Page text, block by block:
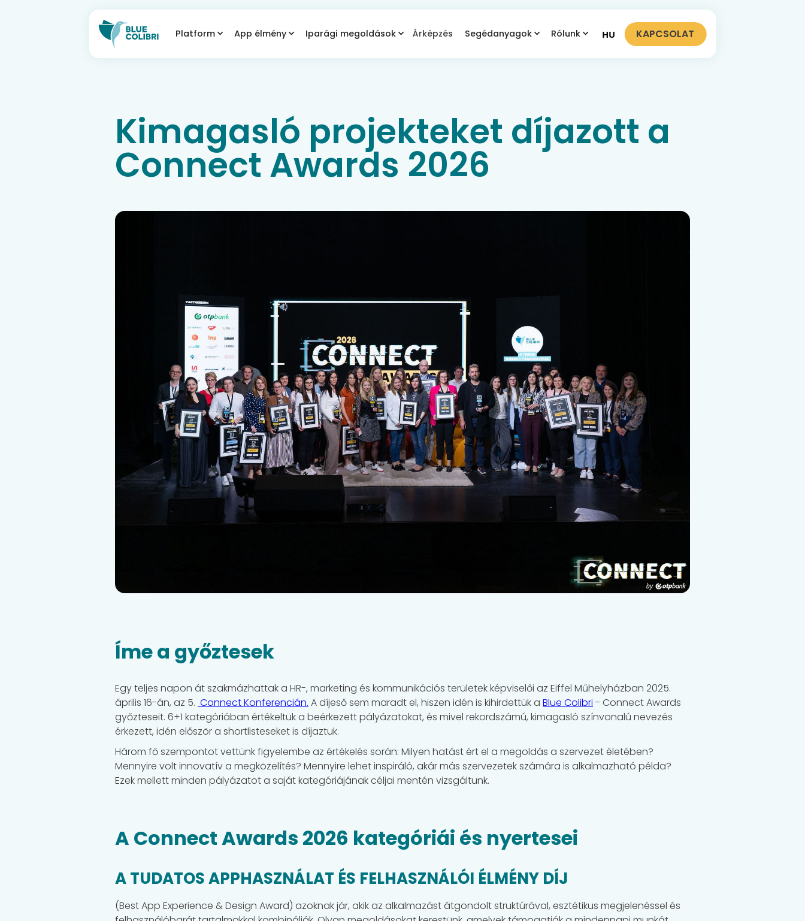
Platform App élmény Iparági megoldások Árképzés Segédanyagok Rólunk HU KAPCSOLAT
Kimagasló projekteket díjazott a
Connect Awards 2026
Íme a győztesek
Egy teljes napon át szakmázhattak a HR-, marketing és kommunikációs területek képviselői az Eiffel Műhelyházban 2025.
április 16-án, az 5. Connect Konferencián. A díjeső sem maradt el, hiszen idén is kihirdettük a Blue Colibri - Connect Awards
győzteseit. 6+1 kategóriában értékeltük a beérkezett pályázatokat, és mivel rekordszámú, kimagasló színvonalú nevezés
érkezett, idén először a shortlisteseket is díjaztuk.
Három fő szempontot vettünk figyelembe az értékelés során: Milyen hatást ért el a megoldás a szervezet életében?
Mennyire volt innovatív a megközelítés? Mennyire lehet inspiráló, akár más szervezetek számára is alkalmazható példa?
Ezek mellett minden pályázatot a saját kategóriájának céljai mentén vizsgáltunk.
A Connect Awards 2026 kategóriái és nyertesei
A TUDATOS APPHASZNÁLAT ÉS FELHASZNÁLÓI ÉLMÉNY DÍJ
(Best App Experience & Design Award) azoknak jár, akik az alkalmazást átgondolt struktúrával, esztétikus megjelenéssel és